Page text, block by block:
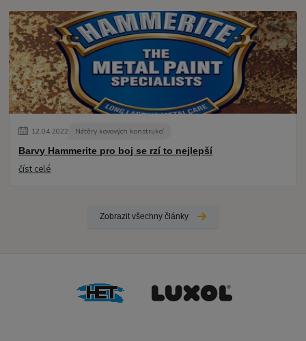
12.04.2022 Nátěry kovových konstrukcí
Barvy Hammerite pro boj se rzí to nejlepší
číst celé
Zobrazit všechny články